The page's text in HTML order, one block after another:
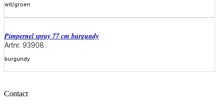
wit/groen
Meer informatie
pimpernel spray 77 cm burgundy
Artnr. 93908
burgundy
Meer informatie
Contact